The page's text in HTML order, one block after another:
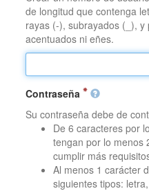
de longitud que contenga
rayas (-), subrayados (_),
acentuados ni eñes.
Contraseña
Su contraseña debe de
De 6 caracteres por
tengan por lo menos
cumplir más
Al menos 1 carácter
siguientes tipos: